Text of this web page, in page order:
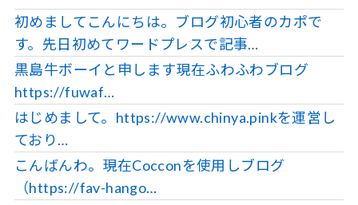
初めましてこんにちは。ブログ初心者のカポで
す。先日初めてワードプレスで記事…
黒島牛ボーイと申します現在ふわふわブログ
https://fuwaf…
はじめまして。https://www.chinya.pinkを運営し
ており…
こんばんわ。現在Cocconを使用しブログ
（https://fav-hango…